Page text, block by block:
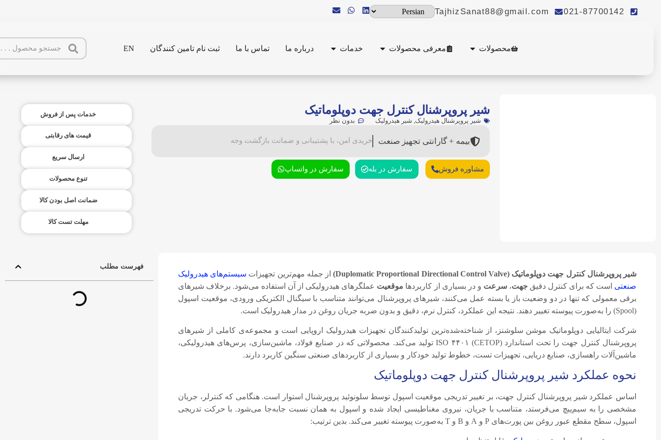
021-87700142
TajhizSanat88@gmail.com
محصولات معرفی محصولات خدمات درباره ما تماس با ما ثبت نام تامین کنندگان EN
شیر پروپرشنال کنترل جهت دوپلوماتیک
شیر پروپرشنال هیدرولیک, شیر هیدرولیک بدون نظر
بیمه + گارانتی تجهیز صنعت خریدی امن، با پشتیبانی و ضمانت بازگشت وجه
مشاوره فروش سفارش در بله سفارش در واتساپ
خدمات پس از فروش
قیمت های رقابتی
ارسال سریع
تنوع محصولات
ضمانت اصل بودن کالا
مهلت تست کالا
شیر پروپرشنال کنترل جهت دوپلوماتیک (Duplomatic Proportional Directional Control Valve) از جمله مهم‌ترین تجهیزات سیستم‌های هیدرولیک
صنعتی است که برای کنترل دقیقجهت،سرعت و در بسیاری از کاربردها موقعیت عملگرهای هیدرولیکی از آن استفاده می‌شود. برخلاف شیرهای
برقی معمولی که تنها در دو وضعیت باز یا بسته عمل می‌کنند، شیرهای پروپرشنال می‌توانند متناسب با سیگنال الکتریکی ورودی، موقعیت اسپول
(Spool) را به‌صورت پیوسته تغییر دهند. نتیجه این عملکرد، کنترل نرم، دقیق و بدون ضربه جریان روغن در مدار هیدرولیک است.
شرکت ایتالیایی دوپلوماتیک موشن سلوشنز، از شناخته‌شده‌ترین تولیدکنندگان تجهیزات هیدرولیک اروپایی است و مجموعه‌ی کاملی از شیرهای
پروپرشنال کنترل جهت را تحت استاندارد ISO ۴۴۰۱ (CETOP) تولید می‌کند. محصولاتی که در صنایع فولاد، ماشین‌سازی، پرس‌های هیدرولیکی،
ماشین‌آلات راهسازی، صنایع دریایی، تجهیزات تست، خطوط تولید خودکار و بسیاری از کاربردهای صنعتی سنگین کاربرد دارند.
نحوه عملکرد شیر پروپرشنال کنترل جهت دوپلوماتیک
اساس عملکرد شیر پروپرشنال کنترل جهت، بر تغییر تدریجی موقعیت اسپول توسط سلونوئید پروپرشنال استوار است. هنگامی که کنترلر، جریان
مشخصی را به سیم‌پیچ می‌فرستد، متناسب با جریان، نیروی مغناطیسی ایجاد شده و اسپول به همان نسبت جابه‌جا می‌شود. با حرکت تدریجی
اسپول، سطح مقطع عبور روغن بین پورت‌های P و A و B و T به‌صورت پیوسته تغییر می‌کند. بدین ترتیب:
فهرست مطلب